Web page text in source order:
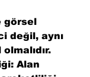
görsel
değil, aynı
: Alan